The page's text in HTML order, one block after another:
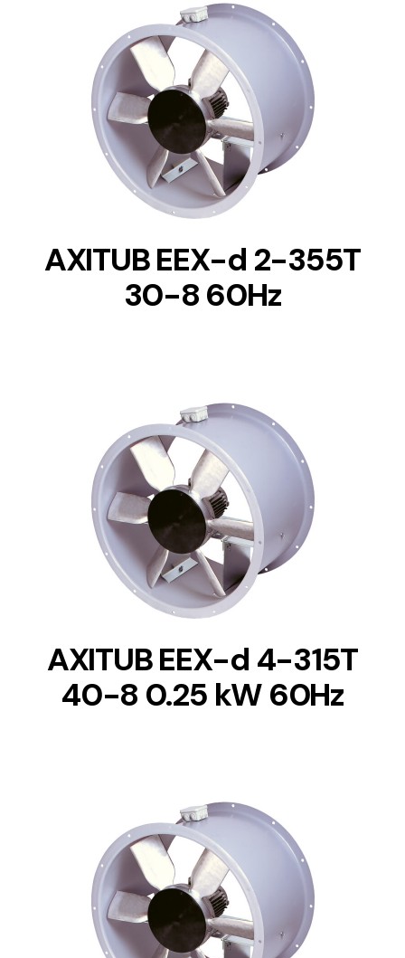
DETAILS
AXITUB EEX-d 2-355T
30-8 60Hz
DETAILS
AXITUB EEX-d 4-315T
40-8 0.25 kW 60Hz
DETAILS